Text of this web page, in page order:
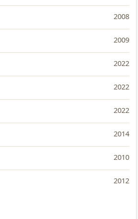
2008
2009
2022
2022
2022
2014
2010
2012